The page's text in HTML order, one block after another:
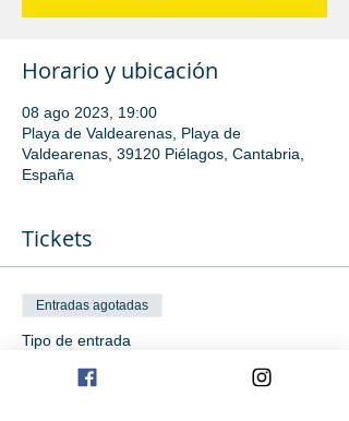
Horario y ubicación
08 ago 2023, 19:00
Playa de Valdearenas, Playa de
Valdearenas, 39120 Piélagos, Cantabria,
España
Tickets
Entradas agotadas
Tipo de entrada
Iniciación avanzada